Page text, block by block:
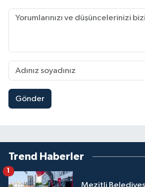
Gönder
Trend Haberler
Mezitli
1